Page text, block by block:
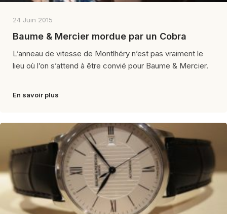
24 Juin 2015
Baume & Mercier mordue par un Cobra
L’anneau de vitesse de Montlhéry n’est pas vraiment le
lieu où l’on s’attend à être convié pour Baume & Mercier.
En savoir plus